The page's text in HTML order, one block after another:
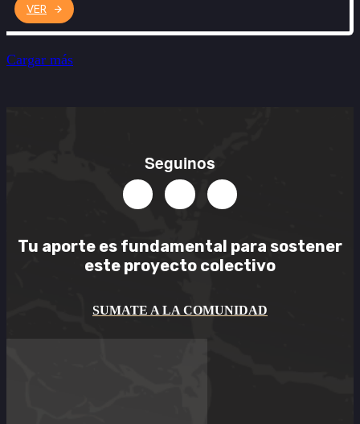
VER
Cargar más
Seguinos
Tu aporte es fundamental para sostener
este proyecto colectivo
SUMATE A LA COMUNIDAD